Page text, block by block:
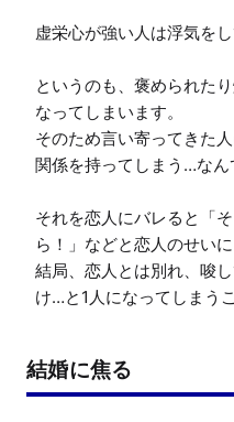
虚栄心が強い人は浮気を
というのも、褒められた
なってしまいます。
そのため言い寄ってきた
関係を持ってしまう…なん
それを恋人にバレると「
ら！」などと恋人のせいに
結局、恋人とは別れ、唆
け…と1人になってしまう
結婚に焦る